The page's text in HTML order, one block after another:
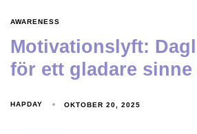
AWARENESS
Motivationslyft:
för ett gladare sinne
HAPDAY OKTOBER 20, 2025